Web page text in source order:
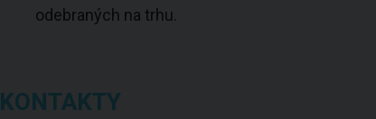
odebraných na trhu.
KONTAKTY